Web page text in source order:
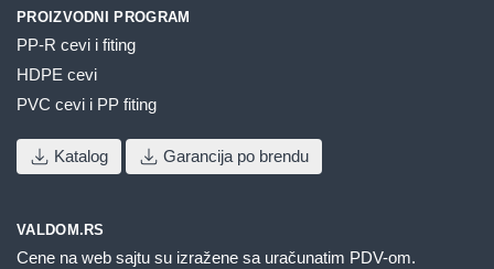
PROIZVODNI PROGRAM
PP-R cevi i fiting
HDPE cevi
PVC cevi i PP fiting
Katalog Garancija po brendu
VALDOM.RS
Cene na web sajtu su izražene sa uračunatim PDV-om.